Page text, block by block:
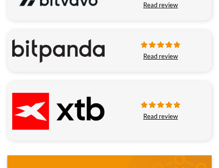
Read review
Read review
Read review